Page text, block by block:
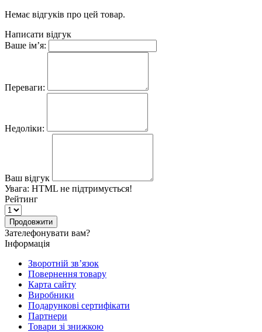
Немає відгуків про цей товар.
Написати відгук
Ваше ім’я:
Переваги:
Недоліки:
Ваш відгук
Увага: HTML не підтримується!
Рейтинг
Продовжити
Зателефонувати вам?
Інформація
Зворотній зв’язок
Повернення товару
Карта сайту
Виробники
Подарункові сертифікати
Партнери
Товари зі знижкою